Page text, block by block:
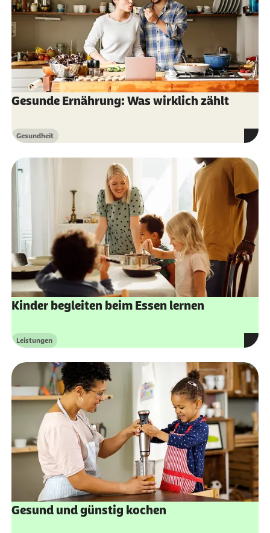
Gesunde Ernährung: Was wirklich zählt
Kategorie
Gesundheit
Kinder begleiten beim Essen lernen
Kategorie
Leistungen
externer Link:
Gesund und günstig kochen